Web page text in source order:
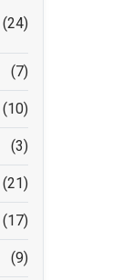
(24)
(7)
(10)
(3)
(21)
(17)
(9)